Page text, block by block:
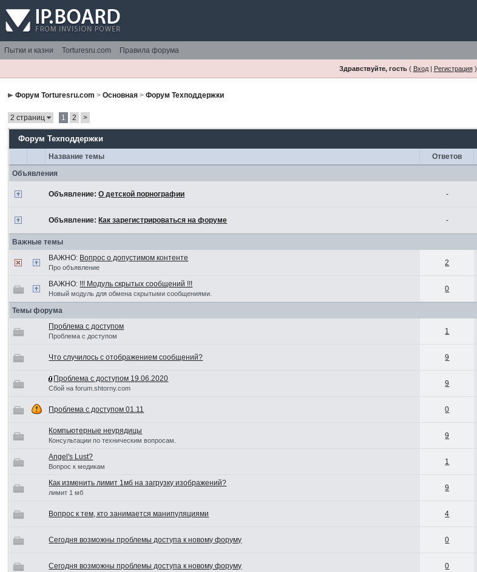
Пытки и казни Torturesru.com Правила форума
Здравствуйте, гость( Вход| Регистрация)
Форум Torturesru.com >Основная >Форум Техподдержки
2 страниц 1 2 >
Форум Техподдержки
Название темы Ответов
Объявления
Объявление:О детской порнографии -
Объявление: Как зарегистрироваться на форуме -
Важные темы
ВАЖНО: Вопрос о допустимом контенте
Про объявление
2
ВАЖНО: !!! Модуль скрытых сообщений !!!
Новый модуль для обмена скрытыми сообщениями.
0
Темы форума
Проблема с доступом
Проблема с доступом
1
Что случилось с отображением сообщений? 9
Проблема с доступом 19.06.2020
Сбой на forum.shtorny.com
9
Проблема с доступом 01.11 0
Компьютерные неурядицы
Консультации по техническим вопросам.
9
Angel's Lust?
Вопрос к медикам
1
Как изменить лимит 1мб на загрузку изображений?
лимит 1 мб
9
Вопрос к тем, кто занимается манипуляциями 4
Сегодня возможны проблемы доступа к новому форуму 0
Сегодня возможны проблемы доступа к новому форуму 0